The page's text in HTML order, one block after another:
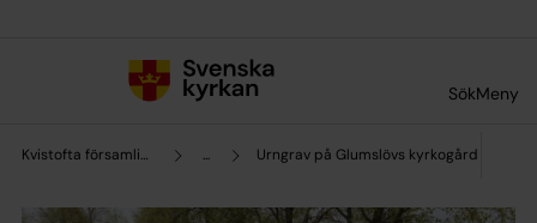
SökMeny
Kvistofta församling ... Urngrav på Glumslövs kyrkogård